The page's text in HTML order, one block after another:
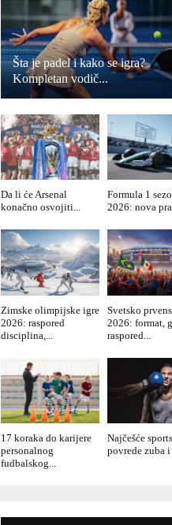
Šta je padel i kako se igra?
Kompletan vodič...
Da li će Arsenal
konačno osvojiti...
Formula 1
2026: nova
Zimske olimpijske igre
2026: raspored
disciplina,...
Svetsko
2026: format,
raspored...
17 koraka do karijere
personalnog
fudbalskog...
Najčešće
povrede zuba i